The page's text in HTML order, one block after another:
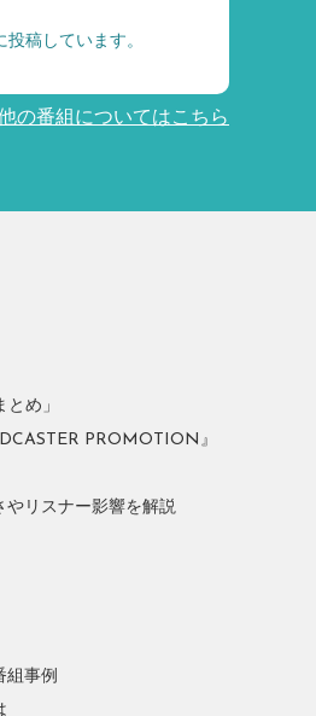
稿しています。
の番組についてはこちら
め」
PROMOTION』
やリスナー影響を解説
組事例